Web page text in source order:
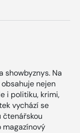
showbyznys. Na
nejen
i politiku, krimi,
vychází se
čtenářskou
magazínový